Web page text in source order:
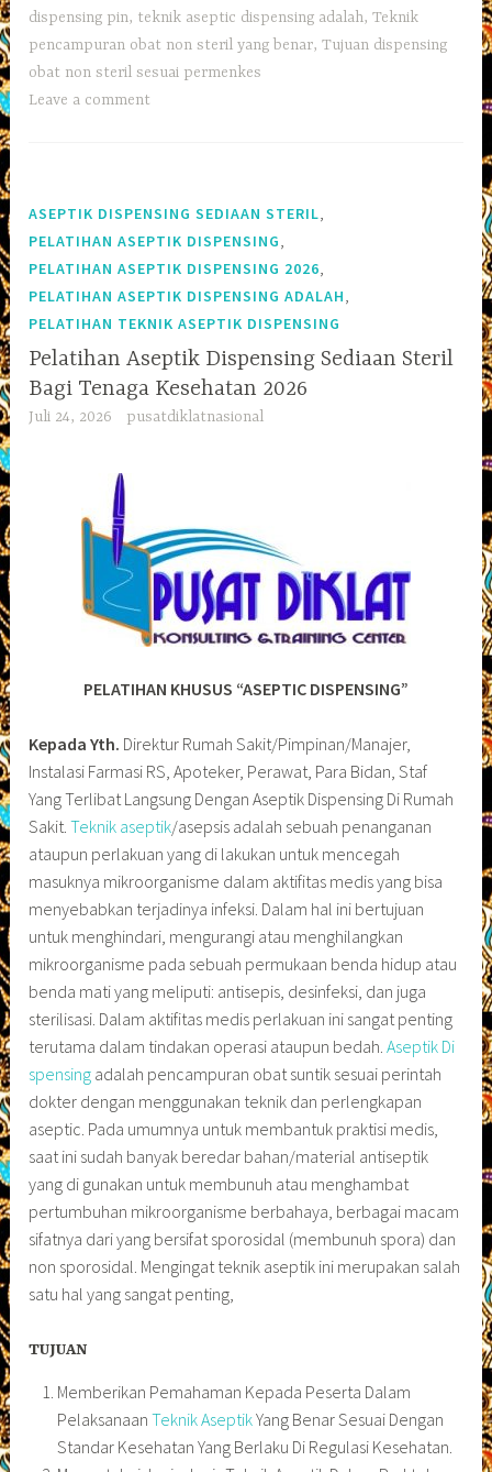
dispensing pin, teknik aseptic dispensing adalah,Teknik
pencampuran obat non steril yang benar,Tujuan dispensing
obat non steril sesuai permenkes
Leave a comment
ASEPTIK DISPENSING SEDIAAN STERIL,
PELATIHAN ASEPTIK DISPENSING,
PELATIHAN ASEPTIK DISPENSING 2026,
PELATIHAN ASEPTIK DISPENSING ADALAH,
PELATIHAN TEKNIK ASEPTIK DISPENSING
Pelatihan Aseptik Dispensing Sediaan Steril
Bagi Tenaga Kesehatan 2026
Juli 24, 2026 pusatdiklatnasional
PELATIHAN KHUSUS “ASEPTIC DISPENSING”
Kepada Yth. Direktur Rumah Sakit/Pimpinan/Manajer,
Instalasi Farmasi RS, Apoteker, Perawat, Para Bidan, Staf
Yang Terlibat Langsung Dengan Aseptik Dispensing Di Rumah
Sakit.Teknik aseptik/asepsis adalah sebuah penanganan
ataupun perlakuan yang di lakukan untuk mencegah
masuknya mikroorganisme dalam aktifitas medis yang bisa
menyebabkan terjadinya infeksi. Dalam hal ini bertujuan
untuk menghindari, mengurangi atau menghilangkan
mikroorganisme pada sebuah permukaan benda hidup atau
benda mati yang meliputi: antisepis, desinfeksi, dan juga
sterilisasi. Dalam aktifitas medis perlakuan ini sangat penting
terutama dalam tindakan operasi ataupun bedah.Aseptik Di
spensing adalah pencampuran obat suntik sesuai perintah
dokter dengan menggunakan teknik dan perlengkapan
aseptic. Pada umumnya untuk membantuk praktisi medis,
saat ini sudah banyak beredar bahan/material antiseptik
yang di gunakan untuk membunuh atau menghambat
pertumbuhan mikroorganisme berbahaya, berbagai macam
sifatnya dari yang bersifat sporosidal (membunuh spora) dan
non sporosidal. Mengingat teknik aseptik ini merupakan salah
satu hal yang sangat penting,
TUJUAN
Memberikan Pemahaman Kepada Peserta Dalam
Pelaksanaan Teknik AseptikYang Benar Sesuai Dengan
Standar Kesehatan Yang Berlaku Di Regulasi Kesehatan.